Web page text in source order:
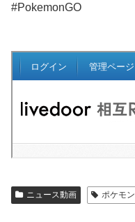
#PokemonGO
ニュース動画 ポケモン